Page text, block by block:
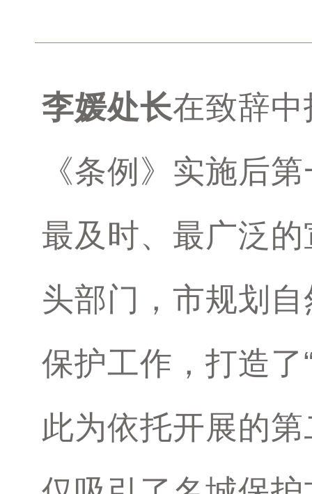
李媛处长在致辞
《条例》实施后
最及时、最广泛
头部门，市规划
保护工作，打造了
此为依托开展的第